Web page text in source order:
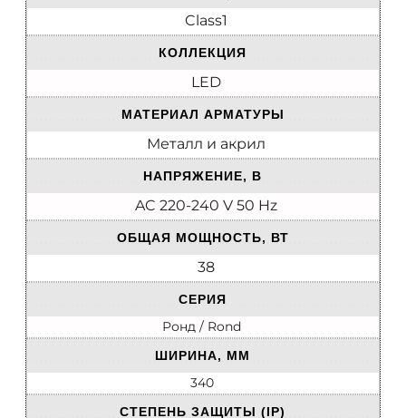
Class1
КОЛЛЕКЦИЯ
LED
МАТЕРИАЛ АРМАТУРЫ
Металл и акрил
НАПРЯЖЕНИЕ, В
AC 220-240 V 50 Hz
ОБЩАЯ МОЩНОСТЬ, ВТ
38
СЕРИЯ
Ронд / Rond
ШИРИНА, ММ
340
СТЕПЕНЬ ЗАЩИТЫ (IP)